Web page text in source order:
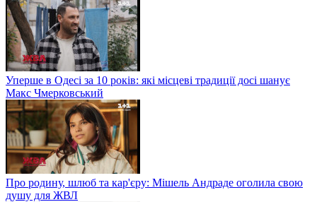
Уперше в Одесі за 10 років: які місцеві традиції досі шанує
Макс Чмерковський
Про родину, шлюб та кар'єру: Мішель Андраде оголила свою
душу для ЖВЛ